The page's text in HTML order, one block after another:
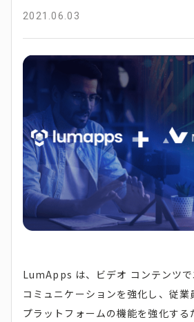
2021.06.03
LumApps は、ビデオ コンテンツ
コミュニケーションを強化し、従業
プラットフォームの機能を強化する